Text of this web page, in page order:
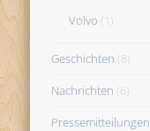
Volvo (1)
Geschichten (8)
Nachrichten (6)
Pressemitteilungen